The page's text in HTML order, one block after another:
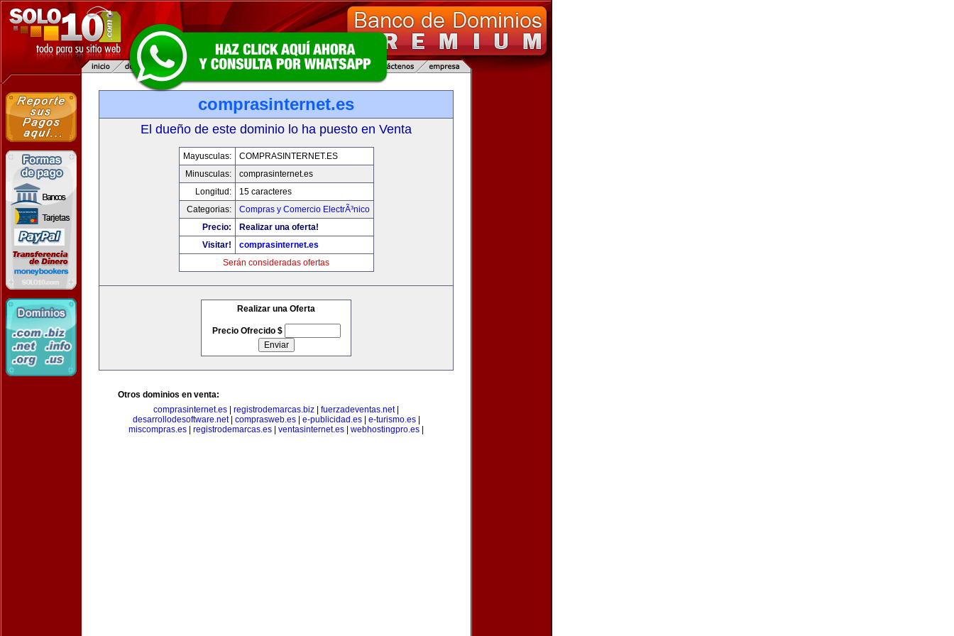
comprasinternet.es
El dueño de este dominio lo ha puesto en Venta
Mayusculas:
COMPRASINTERNET.ES
Minusculas:
comprasinternet.es
Longitud:
15 caracteres
Categorias:
Compras y Comercio ElectrÃ³nico
Precio:
Realizar una oferta!
Visitar!
comprasinternet.es
Serán consideradas ofertas
Realizar una Oferta
Precio Ofrecido $
Otros dominios en venta:
comprasinternet.es
registrodemarcas.biz fuerzadeventas.net|
desarrollodesoftware.net| comprasweb.es| e-publicidad.es| e-turismo.es|
miscompras.es
registrodemarcas.es ventasinternet.es webhostingpro.es